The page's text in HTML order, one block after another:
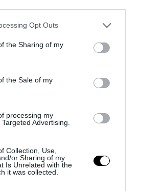
app uses one or more Google
usage behaviour. You may click to
Google and its third-party tags to
specified purposes in below Google
Opt Outs
the Sharing of my
the Sale of my
processing my
Advertising.
Collection, Use,
or Sharing of my
Is Unrelated with the
it was collected.
ομιλία του για να
από την άκρη της
να πέσει»